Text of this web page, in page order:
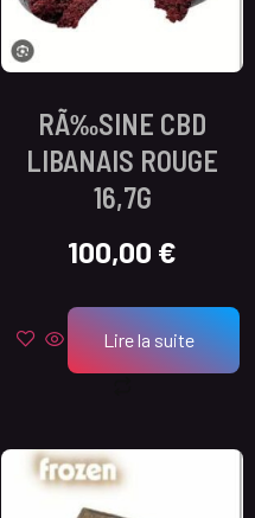
RÃ‰SINE CBD
LIBANAIS ROUGE
16,7G
100,00 €
Lire la suite